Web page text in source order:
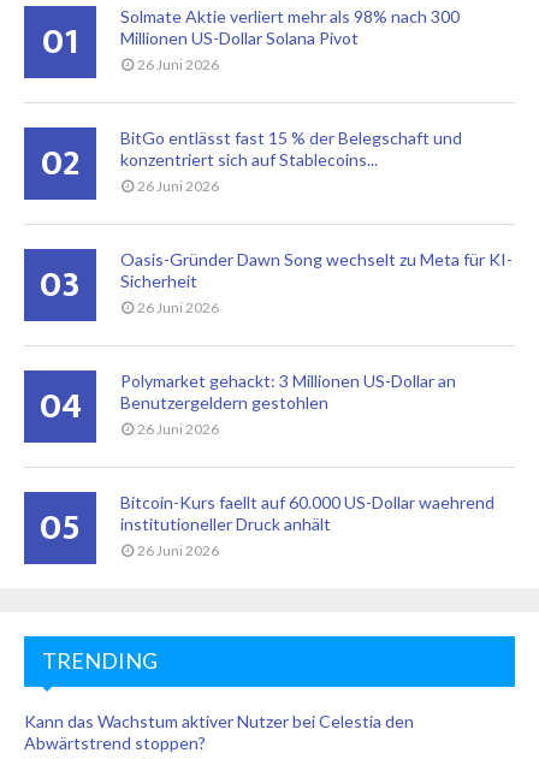
01
Solmate Aktie verliert mehr als 98% nach 300
Millionen US-Dollar Solana Pivot
26 Juni 2026
02
BitGo entlässt fast 15 % der Belegschaft und
konzentriert sich auf Stablecoins...
26 Juni 2026
03
Oasis-Gründer Dawn Song wechselt zu Meta für KI-
Sicherheit
26 Juni 2026
04
Polymarket gehackt: 3 Millionen US-Dollar an
Benutzergeldern gestohlen
26 Juni 2026
05
Bitcoin-Kurs faellt auf 60.000 US-Dollar waehrend
institutioneller Druck anhält
26 Juni 2026
TRENDING
Kann das Wachstum aktiver Nutzer bei Celestia den
Abwärtstrend stoppen?